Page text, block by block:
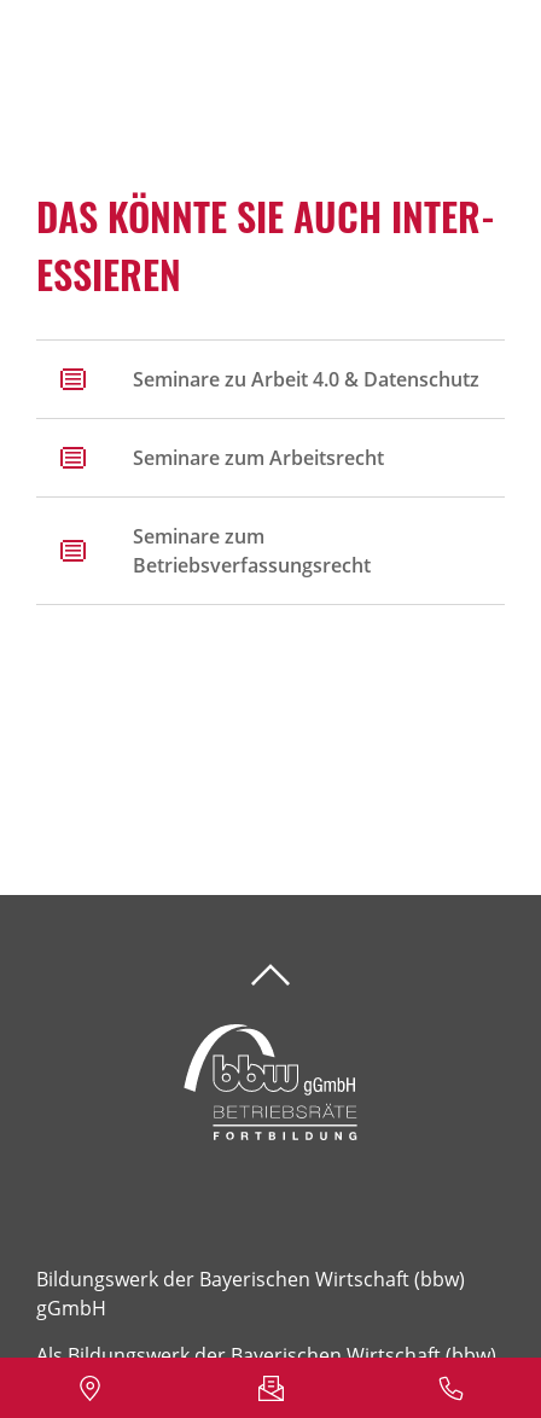
DAS KÖNNTE SIE AUCH INTER­
ES­SIEREN
Seminare zu Arbeit 4.0 & Datenschutz
Seminare zum Arbeitsrecht
Seminare zum
Betriebsverfassungsrecht
Bildungswerk der Bayerischen Wirtschaft (bbw)
gGmbH
Als Bildungswerk der Bayerischen Wirtschaft (bbw)
gemeinnützige GmbH qualifizieren und begleiten